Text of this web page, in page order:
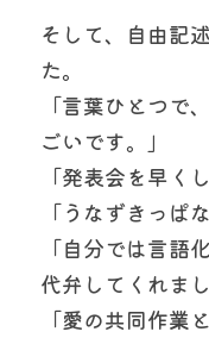
そして、自由記
た。
「言葉ひとつで
ごいです。」
「発表会を早く
「うなずきっぱ
「自分では言語
代弁してくれまし
「愛の共同作業